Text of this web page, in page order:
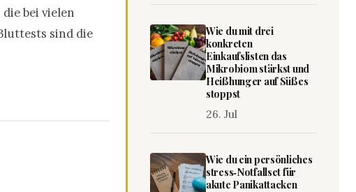
bei vielen
sind die
Wie du mit drei
konkreten
Einkaufslisten das
Mikrobiom stärkst und
Heißhunger auf Süßes
stoppst
26. Jul
Wie du ein persönliches
stress‑Notfallset für
akute Panikattacken